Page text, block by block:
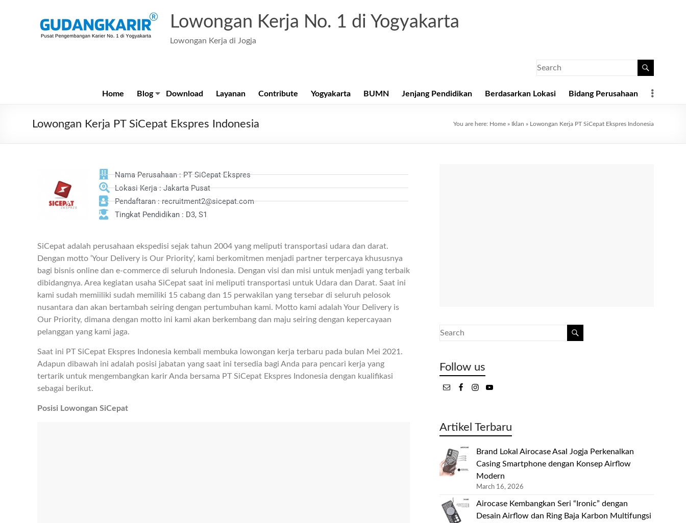
Lowongan Kerja No. 1 di Yogyakarta
Lowongan Kerja di Jogja
Home Blog Download Layanan Contribute Yogyakarta BUMN Jenjang Pendidikan Berdasarkan Lokasi Bidang Perusahaan
Lowongan Kerja PT SiCepat Ekspres Indonesia You are here: Home » Iklan » Lowongan Kerja PT SiCepat Ekspres Indonesia
Nama Perusahaan : PT SiCepat Ekspres
Lokasi Kerja : Jakarta Pusat
Pendaftaran : recruitment2@sicepat.com
Tingkat Pendidikan : D3, S1
SiCepat adalah perusahaan ekspedisi sejak tahun 2004 yang meliputi transportasi udara dan darat.
Dengan motto ‘Your Delivery is Our Priority‘, kami berkomitmen menjadi partner terpercaya khususnya
bagi bisnis online dan e-commerce di seluruh Indonesia. Dengan visi dan misi untuk menjadi yang terbaik
dibidangnya. Area kegiatan usaha SiCepat saat ini meliputi transportasi untuk Udara dan Darat. Saat ini
kami sudah memiiliki sudah memiliki 15 cabang dan 15 perwakilan yang tersebar di seluruh pelosok
nusantara dan akan bertambah seiring dengan pertumbuhan kami. Motto kami adalah Your Delivery is
Our Priority, dimana dengan motto ini kami akan berkembang dan maju seiring dengan kepercayaan
pelanggan yang kami jaga.
Saat ini PT SiCepat Ekspres Indonesia kembali membuka lowongan kerja terbaru pada bulan Mei 2021.
Adapun dibawah ini adalah posisi jabatan yang saat ini tersedia bagi Anda para pencari kerja yang
tertarik untuk mengembangkan karir Anda bersama PT SiCepat Ekspres Indonesia dengan kualifikasi
sebagai berikut.
Posisi Lowongan SiCepat
Follow us
Artikel Terbaru
Brand Lokal Airocase Asal Jogja Perkenalkan
Casing Smartphone dengan Konsep Airflow
Modern
March 16, 2026
Airocase Kembangkan Seri “Ironic” dengan
Desain Airflow dan Ring Baja Karbon Multifungsi